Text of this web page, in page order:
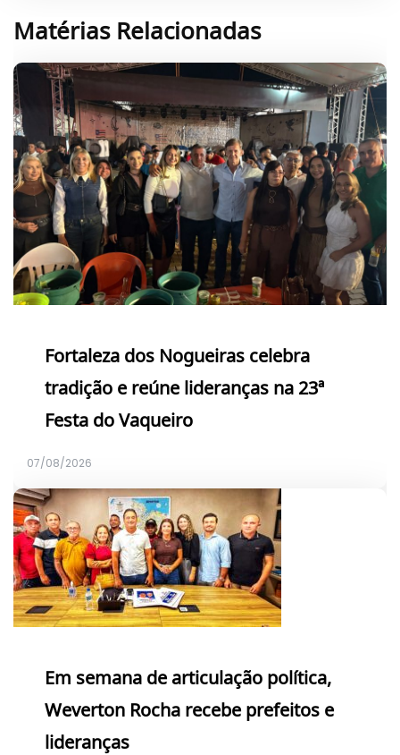
Matérias Relacionadas
Fortaleza dos Nogueiras celebra
tradição e reúne lideranças na 23ª
Festa do Vaqueiro
07/08/2026
Em semana de articulação política,
Weverton Rocha recebe prefeitos e
lideranças